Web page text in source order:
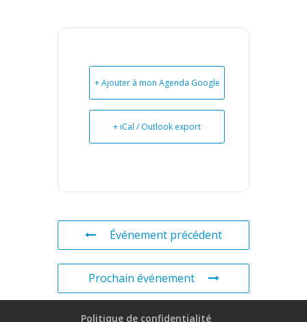
+ Ajouter à mon Agenda Google
+ iCal / Outlook export
Événement précédent
Prochain événement
Politique de confidentialité